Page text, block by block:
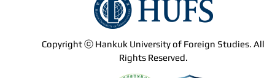
Copyright ⓒ Hankuk University of Foreign Studies. All
Rights Reserved.